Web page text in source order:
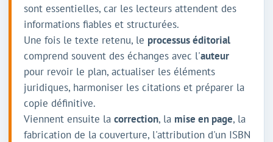
sont essentielles, car les lecteurs attendent des
informations fiables et structurées.
Une fois le texte retenu, le processus éditorial
comprend souvent des échanges avec l'auteur
pour revoir le plan, actualiser les éléments
juridiques, harmoniser les citations et préparer la
copie définitive.
Viennent ensuite la correction, la mise en page, la
fabrication de la couverture, l'attribution d'un ISBN